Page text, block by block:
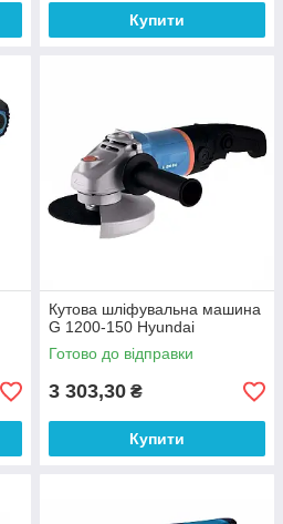
Купити
Кутова шліфувальна машина
G 1200-150 Hyundai
Готово до відправки
3 303,30 ₴
Купити